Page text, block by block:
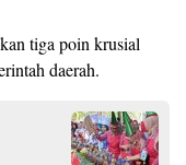
tiga poin krusial
daerah.